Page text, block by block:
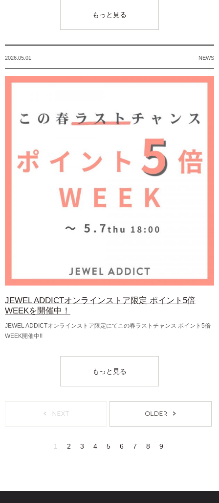
もっと見る
2026.05.01 NEWS
JEWEL ADDICTオンラインストア限定 ポイント5倍
WEEKを開催中！
JEWEL ADDICTオンラインストア限定にてこの春ラストチャンス ポイント5倍
WEEK開催中!!
もっと見る
1
2 3 4 5 6 7 8 9